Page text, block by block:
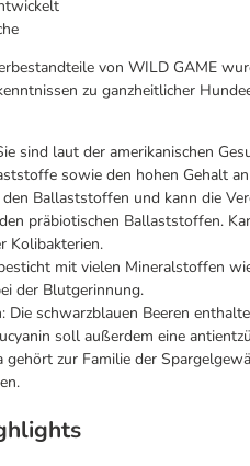
von WILD GAME
zu ganzheitlicher
sind laut der amerikanischen
sowie den hohen Gehalt
Ballaststoffen und kann die
präbiotischen Ballaststoffen.
Kolibakterien.
mit vielen Mineralstoffen
der Blutgerinnung.
Die schwarzblauen Beeren
soll außerdem eine
gehört zur Familie der